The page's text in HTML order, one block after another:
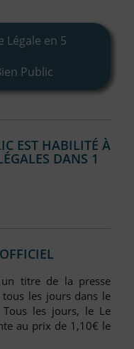
Légale en 5
Public
EST HABILITÉ À
DANS 1
titre de la presse
les jours dans le
les jours, le Le
au prix de 1,10€ le